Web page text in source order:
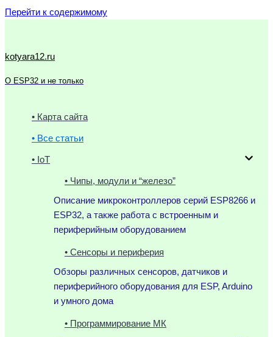
Перейти к содержимому
kotyara12.ru
О ESP32 и не только
• Карта сайта
• Все статьи
• IoT
• Чипы, модули и “железо”
Описание микроконтроллеров серий ESP8266 и
ESP32, а также работа с встроенным и
периферийным оборудованием
• Сенсоры и периферия
Обзоры различных сенсоров, датчиков и
периферийного оборудования для ESP, Arduino
и умного дома
• Программирование МК